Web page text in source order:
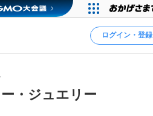
ログイン・登録
・ジュエリー